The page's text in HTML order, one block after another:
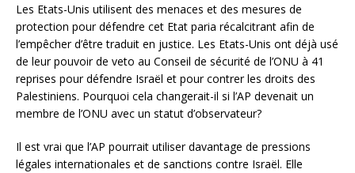
Les Etats-Unis utilisent des menaces et des mesures de
protection pour défendre cet Etat paria récalcitrant afin de
l’empêcher d’être traduit en justice. Les Etats-Unis ont déjà usé
de leur pouvoir de veto au Conseil de sécurité de l’ONU à 41
reprises pour défendre Israël et pour contrer les droits des
Palestiniens. Pourquoi cela changerait-il si l’AP devenait un
membre de l’ONU avec un statut d’observateur?
Il est vrai que l’AP pourrait utiliser davantage de pressions
légales internationales et de sanctions contre Israël. Elle